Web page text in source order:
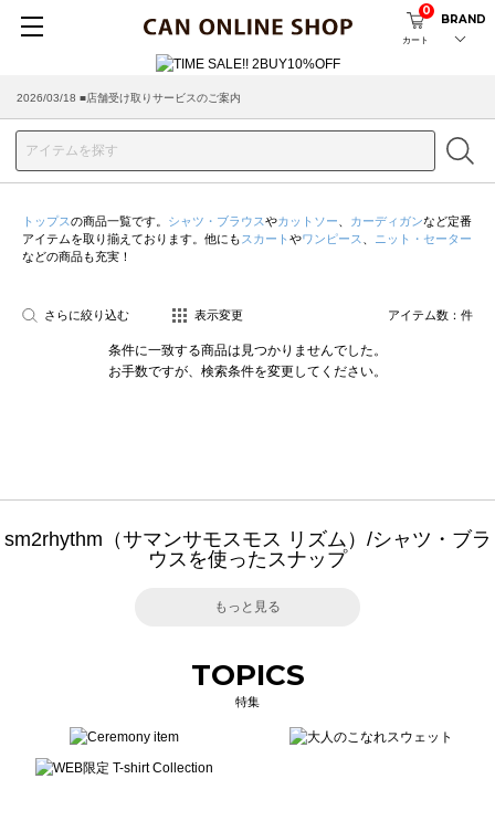
カート
0
BRAND
2026/03/18 ■店舗受け取りサービスのご案内
トップスの商品一覧です。 シャツ・ブラウスやカットソー カーディガンなど定番
アイテムを取り揃えております。他にも スカート やワンピース
ニット・セーター
などの商品も充実！
さらに絞り込む 表示変更 アイテム数： 件
条件に一致する商品は見つかりませんでした。
お手数ですが、検索条件を変更してください。
sm2rhythm（サマンサモスモス リズム）/シャツ・ブラ
ウスを使ったスナップ
もっと見る
TOPICS
特集